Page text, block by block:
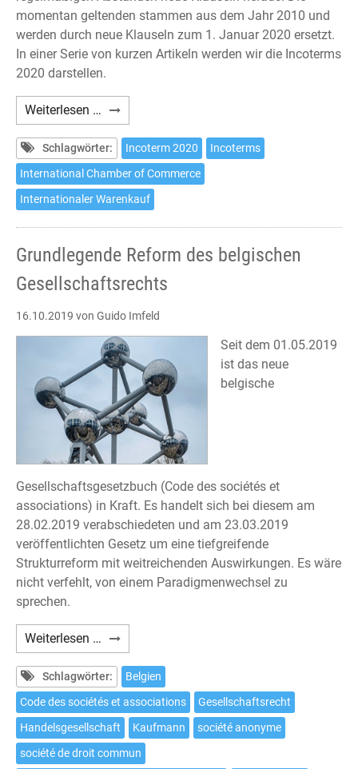
momentan geltenden stammen aus dem Jahr 2010 und
werden durch neue Klauseln zum 1. Januar 2020 ersetzt.
In einer Serie von kurzen Artikeln werden wir die Incoterms
2020 darstellen.
Weiterlesen … Incoterms
2020
(3)
Schlagwörter: Incoterm 2020
Incoterms
International Chamber of Commerce
Internationaler Warenkauf
Grundlegende Reform des belgischen
Gesellschaftsrechts
16.10.2019 von Guido Imfeld
Seit dem 01.05.2019
ist das neue
belgische
Gesellschaftsgesetzbuch (Code des sociétés et
associations) in Kraft. Es handelt sich bei diesem am
28.02.2019 verabschiedeten und am 23.03.2019
veröffentlichten Gesetz um eine tiefgreifende
Strukturreform mit weitreichenden Auswirkungen. Es wäre
nicht verfehlt, von einem Paradigmenwechsel zu
sprechen.
Weiterlesen … Grundlegende
Reform
des
belgischen
Gesellschaftsrechts
Schlagwörter:
Belgien
Code des sociétés et associations
Gesellschaftsrecht
Handelsgesellschaft
Kaufmann
société anonyme
société de droit commun